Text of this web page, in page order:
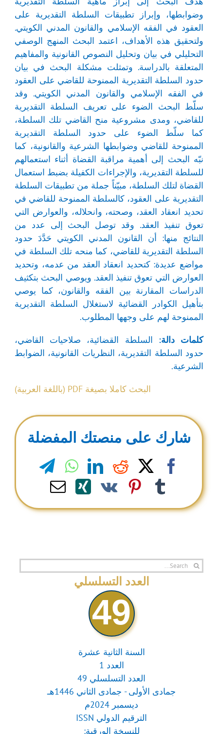
وضوابطها، وإبراز تطبيقات السلطة التقديرية على
العقود في الفقه الإسلامي والقانون المدني الكويتي.
ولتحقيق هذه الأهداف، اعتمد البحث المنهج الوصفي
التحليلي في بيان وتحليل النصوص القانونية والمفاهيم
المتعلقة بالدراسة. وتمثلت مشكلة البحث في بيان
حدود السلطة التقديرية الممنوحة للقاضي على العقود
في الفقه الإسلامي والقانون المدني الكويتي. وقد
سلّط البحث الضوء على تعريف السلطة التقديرية
للقاضي، ومدى مشروعية منح القاضي تلك السلطة،
كما سلّط الضوء على حدود السلطة التقديرية
الممنوحة للقاضي وضوابطها الشرعية والقانونية، كما
نبّه البحث إلى أهمية مراقبة القضاة أثناء استعمالهم
للسلطة التقديرية، والإجراءات الكفيلة بضبط استعمال
القضاة لتلك السلطة، مبيّناً جملة من تطبيقات السلطة
التقديرية على العقود، كالسلطة الممنوحة للقاضي في
تحديد انعقاد العقد، وصحته، وانحلاله، والعوارض التي
تعوق تنفيذ العقد. وقد توصل البحث إلى عدد من
النتائج منها: أن القانون المدني الكويتي حَدَّدَ حدود
السلطة التقديرية للقاضي، كما منحه تلك السلطة في
مواضع عديدة: كتحديد انعقاد العقد من عدمه، وتحديد
العوارض التي تعوق تنفيذ العقد. ويوصي البحث بتكثيف
الدراسات المقارنة بين الفقه والقانون، كما يوصي
بتأهيل الكوادر القضائية لاستغلال السلطة التقديرية
الممنوحة لهم على وجهها المطلوب.
كلمات دالة: السلطة القضائية، صلاحيات القاضي،
حدود السلطة التقديرية، النظريات القانونية، الضوابط
الشرعية.
البحث كاملا بصيغة PDF (باللغة العربية)
شارك على منصتك المفضلة
Facebook
X
Reddit
LinkedIn
Tumblr
Pinterest
Vk
Xing
Email
Search
العدد التسلسلي
49
السنة الثانية عشرة
العدد 1
العدد التسلسلي 49
جمادى الأولى - جمادى الثاني 1446هـ
ديسمبر 2024م
الترقيم الدولي ISSN
للنسخة الورقية: